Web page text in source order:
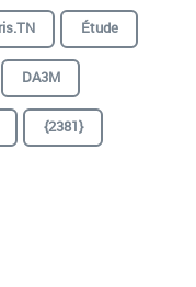
Étude
DA3M
{2381}